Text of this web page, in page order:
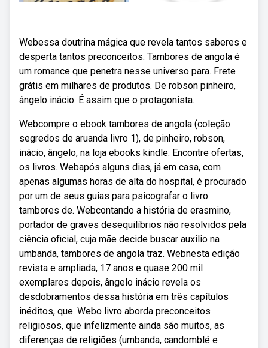
Webessa doutrina mágica que revela tantos saberes e
desperta tantos preconceitos. Tambores de angola é
um romance que penetra nesse universo para. Frete
grátis em milhares de produtos. De robson pinheiro,
ângelo inácio. É assim que o protagonista.
Webcompre o ebook tambores de angola (coleção
segredos de aruanda livro 1), de pinheiro, robson,
inácio, ângelo, na loja ebooks kindle. Encontre ofertas,
os livros. Webapós alguns dias, já em casa, com
apenas algumas horas de alta do hospital, é procurado
por um de seus guias para psicografar o livro
tambores de. Webcontando a história de erasmino,
portador de graves desequilíbrios não resolvidos pela
ciência oficial, cuja mãe decide buscar auxilio na
umbanda, tambores de angola traz. Webnesta edição
revista e ampliada, 17 anos e quase 200 mil
exemplares depois, ângelo inácio revela os
desdobramentos dessa história em três capítulos
inéditos, que. Webo livro aborda preconceitos
religiosos, que infelizmente ainda são muitos, as
diferenças de religiões (umbanda, candomblé e